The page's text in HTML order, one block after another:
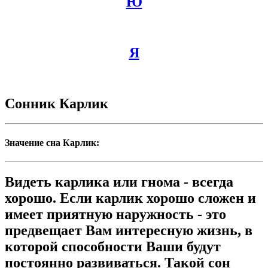
Я
Сонник Карлик
Значение сна Карлик:
Видеть карлика или гнома - всегда
хорошо. Если карлик хорошо сложен и
имеет приятную наружность - это
предвещает Вам интересную жизнь, в
которой способности Ваши будут
постоянно развиваться. Такой сон